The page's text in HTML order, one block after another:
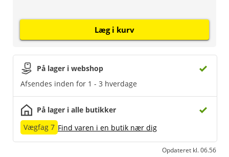
På lager i webshop
Afsendes inden for 1 - 3 hverdage
På lager i alle butikker
Vægfag 7 Find varen i en butik nær dig
Opdateret kl. 06.56
Læg i kurv